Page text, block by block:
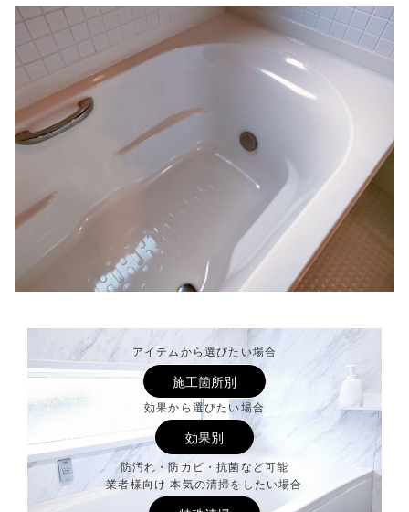
アイテムから選びたい場合
施工箇所別
効果から選びたい場合
効果別
防汚れ・防カビ・抗菌など可能
業者様向け 本気の清掃をしたい場合